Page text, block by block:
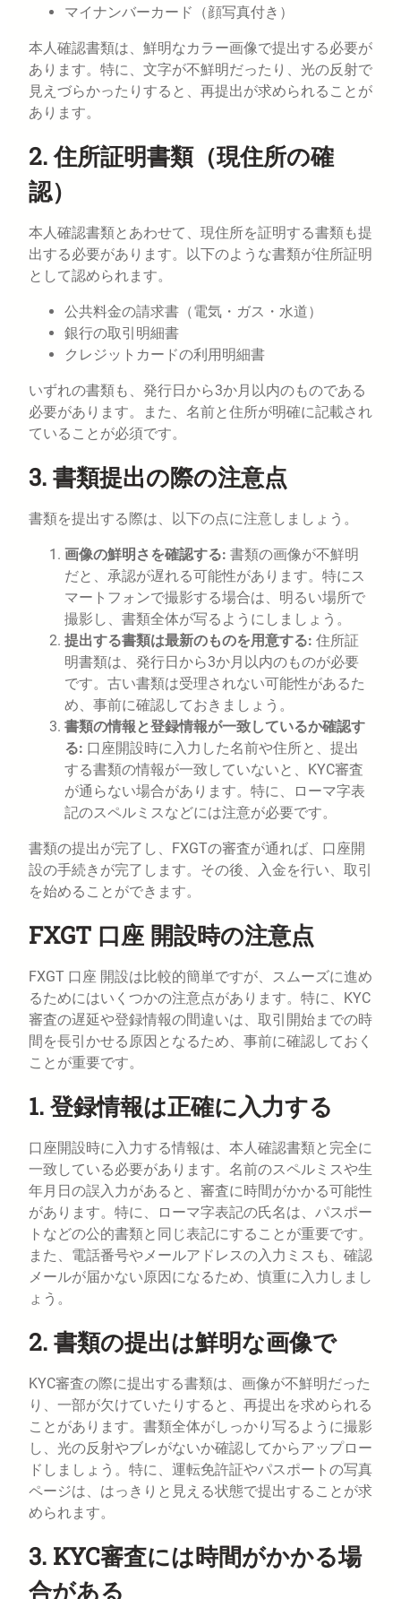
マイナンバーカード（顔写真付き）
本人確認書類は、鮮明なカラー画像で提出する必要が
あります。特に、文字が不鮮明だったり、光の反射で
見えづらかったりすると、再提出が求められることが
あります。
2. 住所証明書類（現住所の確
認）
本人確認書類とあわせて、現住所を証明する書類も提
出する必要があります。以下のような書類が住所証明
として認められます。
公共料金の請求書（電気・ガス・水道）
銀行の取引明細書
クレジットカードの利用明細書
いずれの書類も、発行日から3か月以内のものである
必要があります。また、名前と住所が明確に記載され
ていることが必須です。
3. 書類提出の際の注意点
書類を提出する際は、以下の点に注意しましょう。
画像の鮮明さを確認する: 書類の画像が不鮮明
だと、承認が遅れる可能性があります。特にス
マートフォンで撮影する場合は、明るい場所で
撮影し、書類全体が写るようにしましょう。
提出する書類は最新のものを用意する: 住所証
明書類は、発行日から3か月以内のものが必要
です。古い書類は受理されない可能性があるた
め、事前に確認しておきましょう。
書類の情報と登録情報が一致しているか確認す
る: 口座開設時に入力した名前や住所と、提出
する書類の情報が一致していないと、KYC審査
が通らない場合があります。特に、ローマ字表
記のスペルミスなどには注意が必要です。
書類の提出が完了し、FXGTの審査が通れば、口座開
設の手続きが完了します。その後、入金を行い、取引
を始めることができます。
FXGT 口座 開設時の注意点
FXGT 口座 開設は比較的簡単ですが、スムーズに進め
るためにはいくつかの注意点があります。特に、KYC
審査の遅延や登録情報の間違いは、取引開始までの時
間を長引かせる原因となるため、事前に確認しておく
ことが重要です。
1. 登録情報は正確に入力する
口座開設時に入力する情報は、本人確認書類と完全に
一致している必要があります。名前のスペルミスや生
年月日の誤入力があると、審査に時間がかかる可能性
があります。特に、ローマ字表記の氏名は、パスポー
トなどの公的書類と同じ表記にすることが重要です。
また、電話番号やメールアドレスの入力ミスも、確認
メールが届かない原因になるため、慎重に入力しまし
ょう。
2. 書類の提出は鮮明な画像で
KYC審査の際に提出する書類は、画像が不鮮明だった
り、一部が欠けていたりすると、再提出を求められる
ことがあります。書類全体がしっかり写るように撮影
し、光の反射やブレがないか確認してからアップロー
ドしましょう。特に、運転免許証やパスポートの写真
ページは、はっきりと見える状態で提出することが求
められます。
3. KYC審査には時間がかかる場
合がある